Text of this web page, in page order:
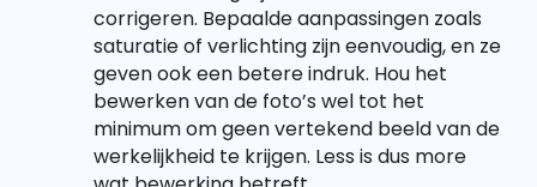
corrigeren. Bepaalde aanpassingen zoals
saturatie of verlichting zijn eenvoudig, en ze
geven ook een betere indruk. Hou het
bewerken van de foto’s wel tot het
minimum om geen vertekend beeld van de
werkelijkheid te krijgen. Less is dus more